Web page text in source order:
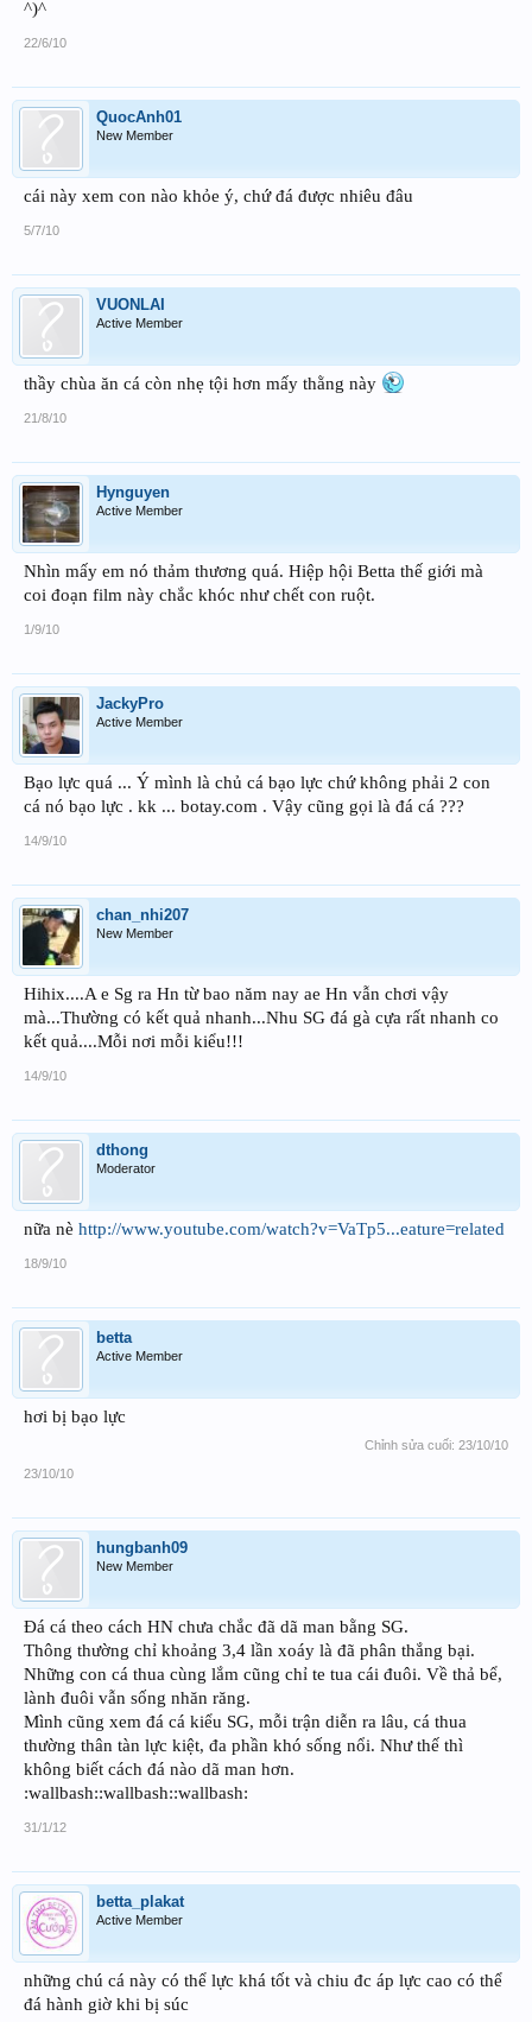
^)^
22/6/10
QuocAnh01
New Member
cái này xem con nào khỏe ý, chứ đá được nhiêu đâu
5/7/10
VUONLAI
Active Member
thầy chùa ăn cá còn nhẹ tội hơn mấy thằng này
21/8/10
Hynguyen
Active Member
Nhìn mấy em nó thảm thương quá. Hiệp hội Betta thế giới mà
coi đoạn film này chắc khóc như chết con ruột.
1/9/10
JackyPro
Active Member
Bạo lực quá ... Ý mình là chủ cá bạo lực chứ không phải 2 con
cá nó bạo lực . kk ... botay.com . Vậy cũng gọi là đá cá ???
14/9/10
chan_nhi207
New Member
Hihix....A e Sg ra Hn từ bao năm nay ae Hn vẫn chơi vậy
mà...Thường có kết quả nhanh...Nhu SG đá gà cựa rất nhanh co
kết quả....Mỗi nơi mỗi kiểu!!!
14/9/10
dthong
Moderator
nữa nè http://www.youtube.com/watch?v=VaTp5...eature=related
18/9/10
betta
Active Member
hơi bị bạo lực
Chỉnh sửa cuối: 23/10/10
23/10/10
hungbanh09
New Member
Đá cá theo cách HN chưa chắc đã dã man bằng SG.
Thông thường chỉ khoảng 3,4 lần xoáy là đã phân thắng bại.
Những con cá thua cùng lắm cũng chỉ te tua cái đuôi. Về thả bể,
lành đuôi vẫn sống nhăn răng.
Mình cũng xem đá cá kiểu SG, mỗi trận diễn ra lâu, cá thua
thường thân tàn lực kiệt, đa phần khó sống nổi. Như thế thì
không biết cách đá nào dã man hơn.
:wallbash::wallbash::wallbash:
31/1/12
betta_plakat
Active Member
những chú cá này có thể lực khá tốt và chiu đc áp lực cao có thể
đá hành giờ khi bị súc